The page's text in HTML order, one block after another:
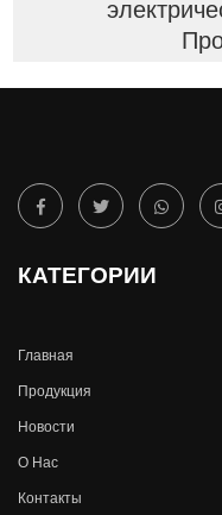
КАТЕГОРИИ
Главная
Продукция
Новости
О Hас
Контакты